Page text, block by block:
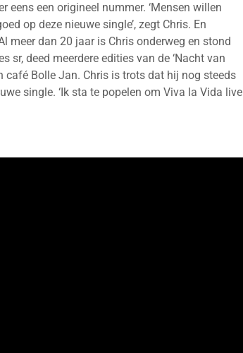
eens een origineel nummer. ‘Mensen willen
op deze nieuwe single’, zegt Chris. En
meer dan 20 jaar is Chris onderweg en stond
sr, deed meerdere edities van de ‘Nacht van
café Bolle Jan. Chris is trots dat hij nog steeds
single. ‘Ik sta te popelen om Viva la Vida live